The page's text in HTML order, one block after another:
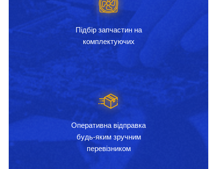
Підбір запчастин на
комплектуючих
Оперативна відправка
будь-яким зручним
перевізником